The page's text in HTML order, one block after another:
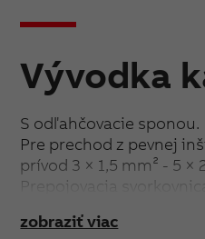
Vývodka
S odľahčovacie sponou.
Pre prechod z pevnej
prívod 3 × 1,5 mm² - 5 ×
Prepojovacia
Upevnenie skrutkami.
zobraziť viac